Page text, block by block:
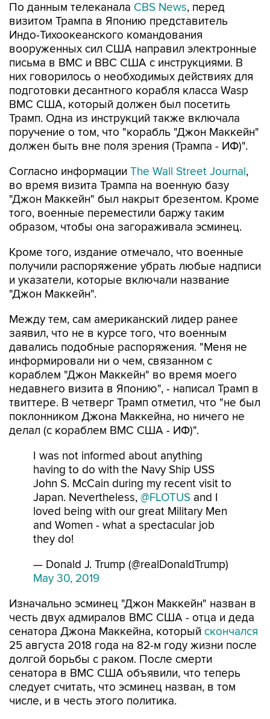
По данным телеканала CBS News, перед
визитом Трампа в Японию представитель
Индо-Тихоокеанского командования
вооруженных сил США направил электронные
письма в ВМС и ВВС США с инструкциями. В
них говорилось о необходимых действиях для
подготовки десантного корабля класса Wasp
ВМС США, который должен был посетить
Трамп. Одна из инструкций также включала
поручение о том, что "корабль "Джон Маккейн"
должен быть вне поля зрения (Трампа - ИФ)".
Согласно информации The Wall Street Journal,
во время визита Трампа на военную базу
"Джон Маккейн" был накрыт брезентом. Кроме
того, военные переместили баржу таким
образом, чтобы она загораживала эсминец.
Кроме того, издание отмечало, что военные
получили распоряжение убрать любые надписи
и указатели, которые включали название
"Джон Маккейн".
Между тем, сам американский лидер ранее
заявил, что не в курсе того, что военным
давались подобные распоряжения. "Меня не
информировали ни о чем, связанном с
кораблем "Джон Маккейн" во время моего
недавнего визита в Японию", - написал Трамп в
твиттере. В четверг Трамп отметил, что "не был
поклонником Джона Маккейна, но ничего не
делал (с кораблем ВМС США - ИФ)".
I was not informed about anything
having to do with the Navy Ship USS
John S. McCain during my recent visit to
Japan. Nevertheless, @FLOTUS and I
loved being with our great Military Men
and Women - what a spectacular job
they do!
— Donald J. Trump (@realDonaldTrump)
May 30, 2019
Изначально эсминец "Джон Маккейн" назван в
честь двух адмиралов ВМС США - отца и деда
сенатора Джона Маккейна, который скончался
25 августа 2018 года на 82-м году жизни после
долгой борьбы с раком. После смерти
сенатора в ВМС США объявили, что теперь
следует считать, что эсминец назван, в том
числе, и в честь этого политика.